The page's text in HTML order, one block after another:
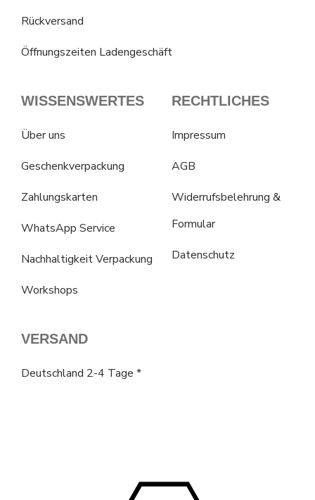
Rückversand
Öffnungszeiten Ladengeschäft
WISSENSWERTES
Über uns
Geschenkverpackung
Zahlungskarten
WhatsApp Service
Nachhaltigkeit Verpackung
Workshops
RECHTLICHES
Impressum
AGB
Widerrufsbelehrung &
Formular
Datenschutz
VERSAND
Deutschland 2-4 Tage *